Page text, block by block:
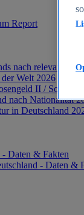
Report
nach relevanten
Welt 2026
II /
nach Nationalität
in Deutschland
Daten & Fakten
- Daten &